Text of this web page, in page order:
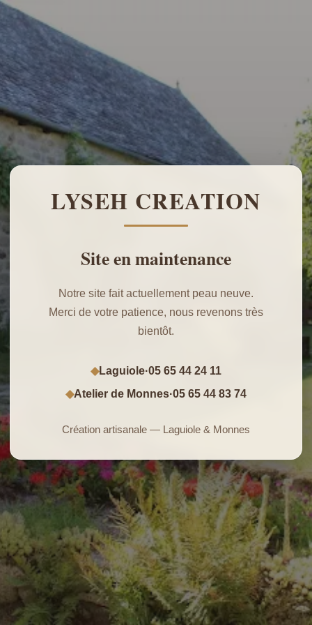
LYSEH CREATION
Site en maintenance
Notre site fait actuellement peau neuve.
Merci de votre patience, nous revenons très
bientôt.
◆Laguiole·05 65 44 24 11
◆Atelier de Monnes·05 65 44 83 74
Création artisanale — Laguiole & Monnes